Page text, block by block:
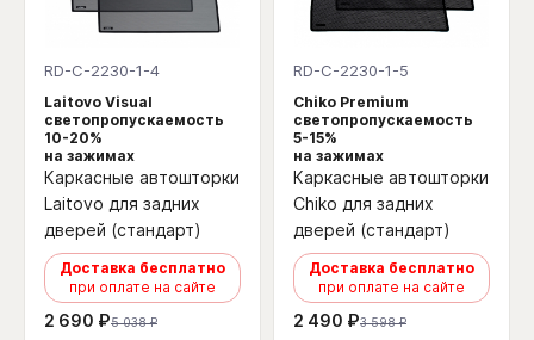
RD-C-2230-1-4
Laitovo Visual
светопропускаемость
10-20%
на зажимах
Каркасные автошторки
Laitovo для задних
дверей (стандарт)
Доставка бесплатно
при оплате на сайте
2 690 ₽5 038 ₽
RD-C-2230-1-5
Chiko Premium
светопропускаемость
5-15%
на зажимах
Каркасные автошторки
Chiko для задних
дверей (стандарт)
Доставка бесплатно
при оплате на сайте
2 490 ₽3 598 ₽